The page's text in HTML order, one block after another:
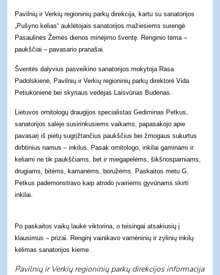
Pavilnių ir Verkių regioninių parkų direkcija, kartu su sanatorijos
„Pušyno kelias“ auklėtojais sanatorijos mažiesiems surengė
Pasaulinės Žemės dienos minėjimo šventę. Renginio tema –
paukščiai – pavasario pranašai.
Šventės dalyvius pasveikino sanatorijos mokytoja Rasa
Padolskienė, Pavilnių ir Verkių regioninių parkų direktorė Vida
Petiukonienė bei skyriaus vedėjas Laisvūnas Budėnas.
Lietuvos ornitologų draugijos specialistas Gediminas Petkus,
sanatorijos salėje susirinkusiems vaikams, papasakojo apie
pavasarį iš pietų sugrįžtančius paukščius bei žmogaus sukurtus
dirbtinius namus – inkilus. Pasak ornitologo, inkilai gaminami ir
keliami ne tik paukščiams, bet ir miegapelėms, šikšnosparniams,
drugiams, bitėms, kamanėms, boružėms. Paskaitos metu G.
Petkus pademonstravo kaip atrodo įvairiems gyvūnams skirti
inkilai.
Po paskaitos vaikų laukė viktorina, o teisingai atsakiusių į
klausimus – prizai. Renginį vainikavo varnėninių ir zylinių inkilų
kėlimas sanatorijos kieme.
Pavilnių ir Verkių regioninių parkų direkcijos informacija